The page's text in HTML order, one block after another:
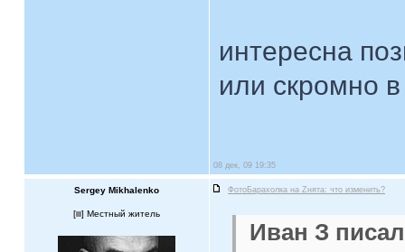
интересна
или скромно
08 дек, 09 19:35
Sergey Mikhalenko ФотоБарахолка на Zнята: что изменить?
[ ] Местный житель
Иван З